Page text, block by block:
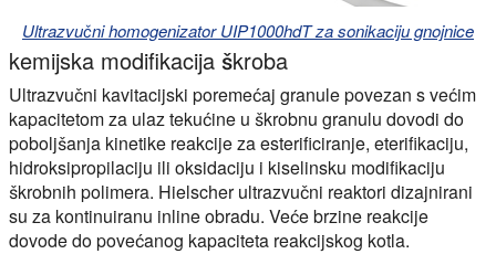
Ultrazvučni homogenizator UIP1000hdT za sonikaciju gnojnice
kemijska modifikacija škroba
Ultrazvučni kavitacijski poremećaj granule povezan s većim
kapacitetom za ulaz tekućine u škrobnu granulu dovodi do
poboljšanja kinetike reakcije za esterificiranje, eterifikaciju,
hidroksipropilaciju ili oksidaciju i kiselinsku modifikaciju
škrobnih polimera. Hielscher ultrazvučni reaktori dizajnirani
su za kontinuiranu inline obradu. Veće brzine reakcije
dovode do povećanog kapaciteta reakcijskog kotla.